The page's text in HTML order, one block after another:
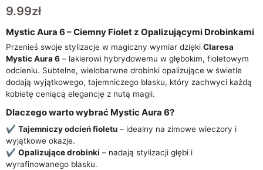
9.99zł
Mystic Aura 6 – Ciemny Fiolet z Opalizującymi Drobinkami
Przenieś swoje stylizacje w magiczny wymiar dzięki Claresa
Mystic Aura 6 – lakierowi hybrydowemu w głębokim, fioletowym
odcieniu. Subtelne, wielobarwne drobinki opalizujące w świetle
dodają wyjątkowego, tajemniczego blasku, który zachwyci każdą
kobietę ceniącą elegancję z nutą magii.
Dlaczego warto wybrać Mystic Aura 6?
✔ Tajemniczy odcień fioletu – idealny na zimowe wieczory i
wyjątkowe okazje.
✔ Opalizujące drobinki – nadają stylizacji głębi i
wyrafinowanego blasku.